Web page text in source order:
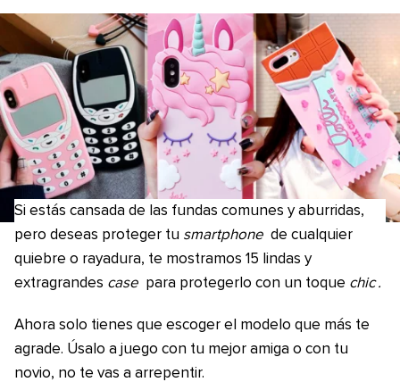
Si estás cansada de las fundas comunes y aburridas,
pero deseas proteger tu smartphone de cualquier
quiebre o rayadura, te mostramos 15 lindas y
extragrandes case para protegerlo con un toque chic .
Ahora solo tienes que escoger el modelo que más te
agrade. Úsalo a juego con tu mejor amiga o con tu
novio, no te vas a arrepentir.